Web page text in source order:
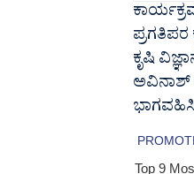
ಕೃಷಿ
ಅವಿನಾಶ್